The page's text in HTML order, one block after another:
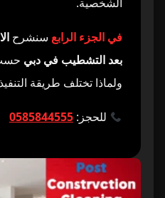
في الجزء الرابع سنشرح
بعد التشطيب في دبي حسب
ولماذا تختلف طريقة
للحجز:0585844555